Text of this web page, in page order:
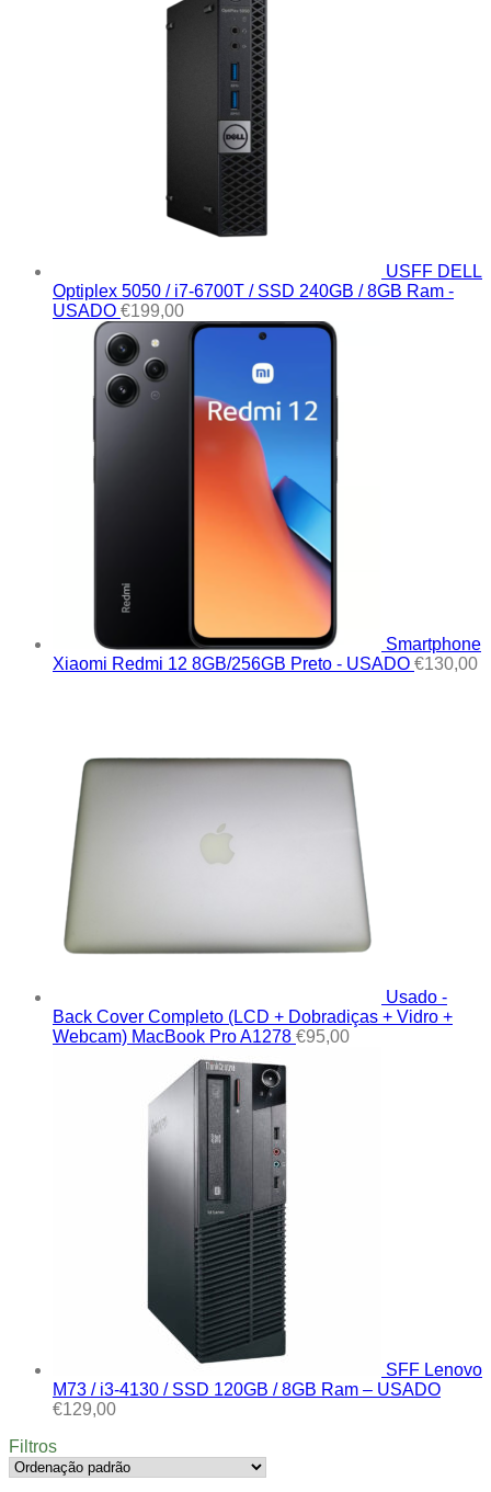
USFF DELL
Optiplex 5050 / i7-6700T / SSD 240GB / 8GB Ram -
USADO €199,00
Smartphone
Xiaomi Redmi 12 8GB/256GB Preto - USADO €130,00
Usado -
Back Cover Completo (LCD + Dobradiças + Vidro +
Webcam) MacBook Pro A1278 €95,00
SFF Lenovo
M73 / i3-4130 / SSD 120GB / 8GB Ram – USADO
€129,00
Filtros